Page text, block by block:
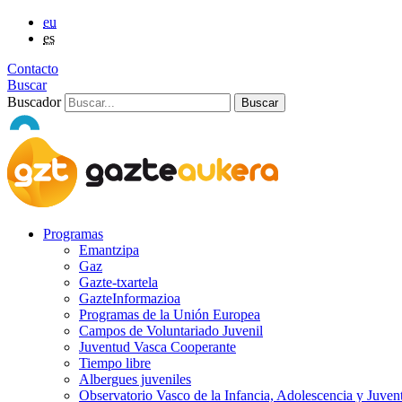
eu
es
Contacto
Buscar
Buscador
Programas
Emantzipa
Gaz
Gazte-txartela
GazteInformazioa
Programas de la Unión Europea
Campos de Voluntariado Juvenil
Juventud Vasca Cooperante
Tiempo libre
Albergues juveniles
Observatorio Vasco de la Infancia, Adolescencia y